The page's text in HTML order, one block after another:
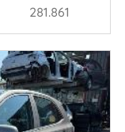
281.861